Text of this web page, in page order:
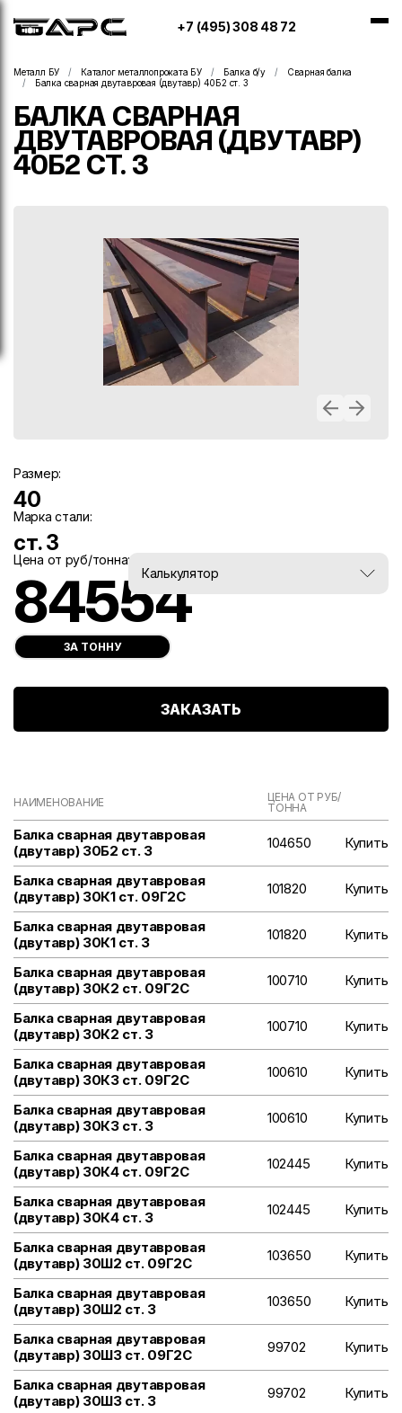
+7 (495) 308 48 72
Металл БУ Каталог металлопроката БУ Балка б/у
Сварная балка
Балка сварная двутавровая (двутавр) 40Б2 ст. 3
БАЛКА СВАРНАЯ
ДВУТАВРОВАЯ (ДВУТАВР)
40Б2 СТ. 3
Размер:
40
Марка стали:
ст. 3
Цена от руб/тонна:
84554
ЗА ТОННУ
Калькулятор
Вес, тн:
ЗАКАЗАТЬ
НАИМЕНОВАНИЕ
ЦЕНА ОТ РУБ/
ТОННА
Балка сварная двутавровая
(двутавр) 30Б2 ст. 3
104650 Купить
Балка сварная двутавровая
(двутавр) 30К1 ст. 09Г2С
101820 Купить
Балка сварная двутавровая
(двутавр) 30К1 ст. 3
101820 Купить
Балка сварная двутавровая
(двутавр) 30К2 ст. 09Г2С
100710 Купить
Балка сварная двутавровая
(двутавр) 30К2 ст. 3
100710 Купить
Балка сварная двутавровая
(двутавр) 30К3 ст. 09Г2С
100610 Купить
Балка сварная двутавровая
(двутавр) 30К3 ст. 3
100610 Купить
Балка сварная двутавровая
(двутавр) 30К4 ст. 09Г2С
102445 Купить
Балка сварная двутавровая
(двутавр) 30К4 ст. 3
102445 Купить
Балка сварная двутавровая
(двутавр) 30Ш2 ст. 09Г2С
103650 Купить
Балка сварная двутавровая
(двутавр) 30Ш2 ст. 3
103650 Купить
Балка сварная двутавровая
(двутавр) 30Ш3 ст. 09Г2С
99702 Купить
Балка сварная двутавровая
(двутавр) 30Ш3 ст. 3
99702 Купить